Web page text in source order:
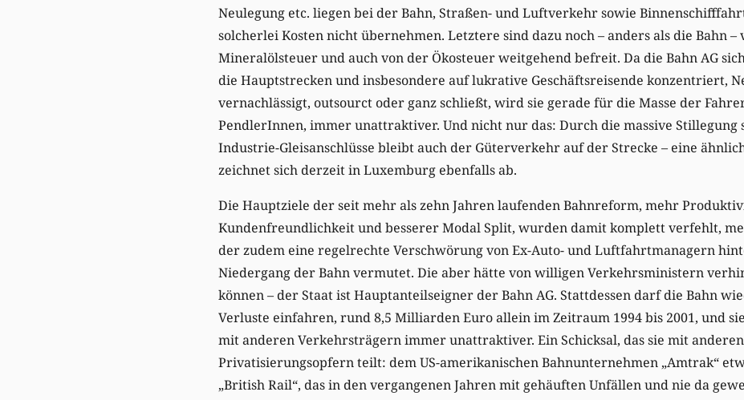
Neulegung etc. liegen bei der Bahn, Straßen- und Luftverkehr sowie
solcherlei Kosten nicht übernehmen. Letztere sind dazu noch – anders als die Bahn –
Mineralölsteuer und auch von der Ökosteuer weitgehend befreit. Da die Bahn AG
die Hauptstrecken und insbesondere auf lukrative Geschäftsreisende konzentriert,
vernachlässigt, outsourct oder ganz schließt, wird sie gerade für die Masse der
PendlerInnen, immer unattraktiver. Und nicht nur das: Durch die massive Stillegung
Industrie-Gleisanschlüsse bleibt auch der Güterverkehr auf der Strecke – eine
zeichnet sich derzeit in Luxemburg ebenfalls ab.
Die Hauptziele der seit mehr als zehn Jahren laufenden Bahnreform, mehr
Kundenfreundlichkeit und besserer Modal Split, wurden damit komplett verfehlt,
der zudem eine regelrechte Verschwörung von Ex-Auto- und Luftfahrtmanagern
Niedergang der Bahn vermutet. Die aber hätte von willigen Verkehrsministern
können – der Staat ist Hauptanteilseigner der Bahn AG. Stattdessen darf die Bahn
Verluste einfahren, rund 8,5 Milliarden Euro allein im Zeitraum 1994 bis 2001, und
mit anderen Verkehrsträgern immer unattraktiver. Ein Schicksal, das sie mit anderen
Privatisierungsopfern teilt: dem US-amerikanischen Bahnunternehmen „Amtrak“
„British Rail“, das in den vergangenen Jahren mit gehäuften Unfällen und nie da